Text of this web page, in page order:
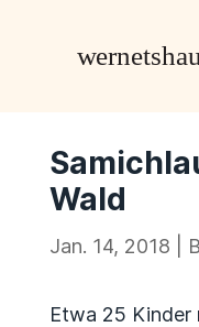
Wald
Jan. 14, 2018
Etwa 25 Kinder